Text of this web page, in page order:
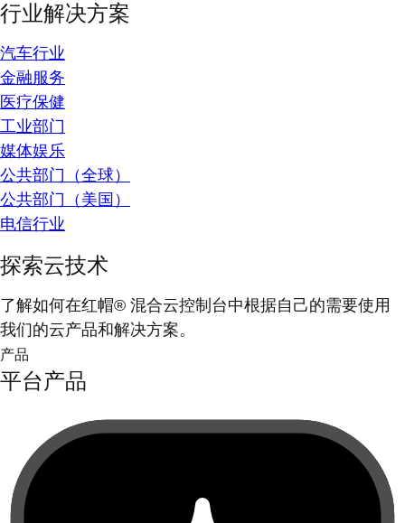
行业解决方案
汽车行业
金融服务
医疗保健
工业部门
媒体娱乐
公共部门（全球）
公共部门（美国）
电信行业
探索云技术
了解如何在红帽® 混合云控制台中根据自己的需要使用
我们的云产品和解决方案。
产品
平台产品